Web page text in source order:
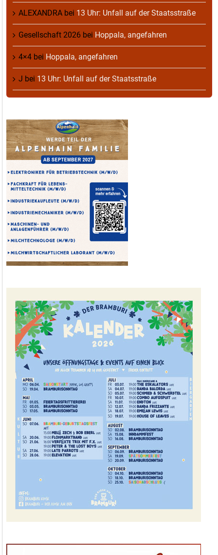
ALEXANDRA bei 13 Uhr: Unfall auf der Staatsstraße
Gesellschaft 2026 bei Hoppala, angefahren
4×4 bei Hoppala, angefahren
J bei 13 Uhr: Unfall auf der Staatsstraße